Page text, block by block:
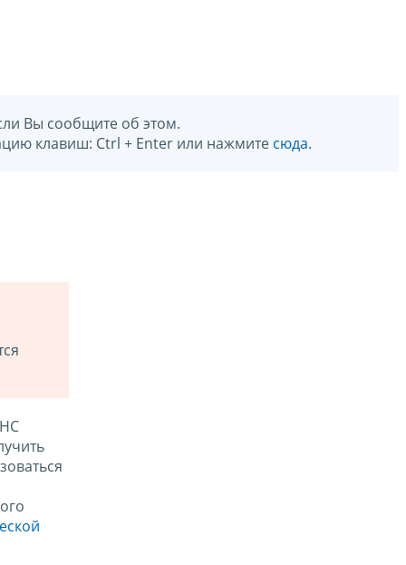
Вы сообщите об этом.
клавиш: Ctrl + Enter или нажмите сюда.